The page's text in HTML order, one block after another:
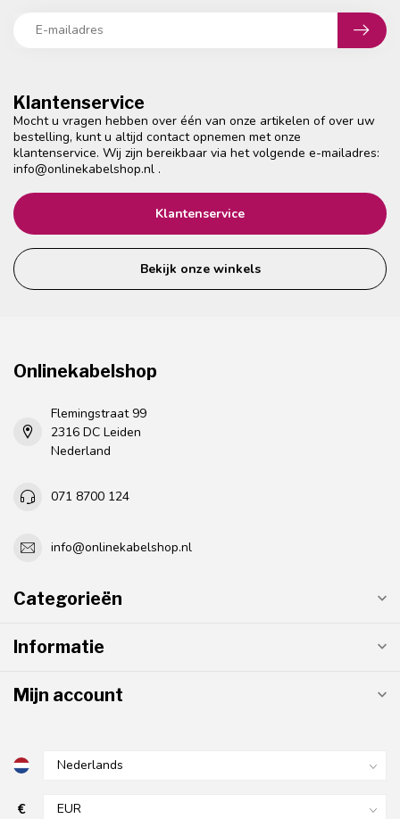
Klantenservice
Mocht u vragen hebben over één van onze artikelen of over uw
bestelling, kunt u altijd contact opnemen met onze
klantenservice. Wij zijn bereikbaar via het volgende e-mailadres:
info@onlinekabelshop.nl .
Klantenservice
Bekijk onze winkels
Onlinekabelshop
Flemingstraat 99
2316 DC Leiden
Nederland
071 8700 124
info@onlinekabelshop.nl
Categorieën
Informatie
Mijn account
€